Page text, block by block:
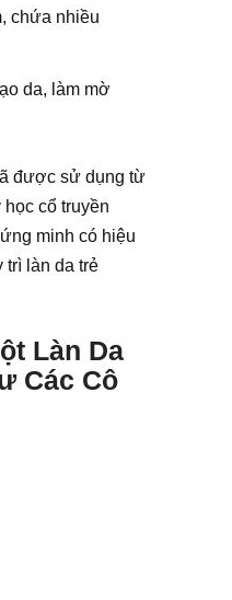
chứa nhiều
da, làm mờ
được sử dụng từ
học cổ truyền
minh có hiệu
trì làn da trẻ
Làn Da
Các Cô